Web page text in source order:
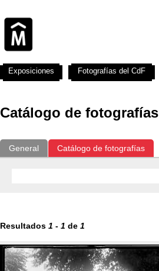
Catálogo de fotografías
General Catálogo de fotografías
Resultados 1 - 1 de 1
Exposiciones Fotografías del CdF